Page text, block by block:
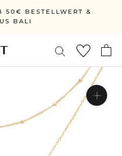
50€ BESTELLWERT &
BALI